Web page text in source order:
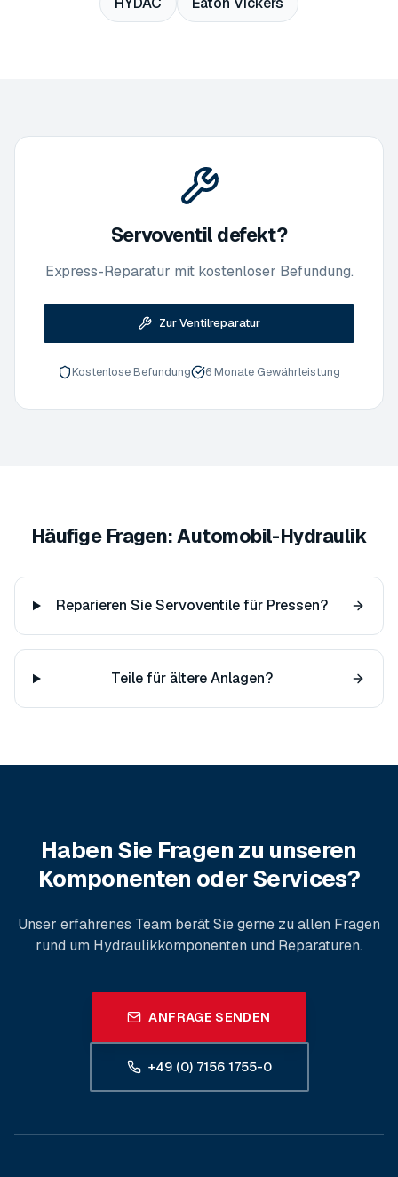
Servoventil defekt?
Express-Reparatur mit kostenloser Befundung.
Zur Ventilreparatur
Kostenlose Befundung 6 Monate Gewährleistung
Häufige Fragen: Automobil-Hydraulik
Reparieren Sie Servoventile für Pressen?
Teile für ältere Anlagen?
Haben Sie Fragen zu unseren
Komponenten oder Services?
Unser erfahrenes Team berät Sie gerne zu allen Fragen
rund um Hydraulikkomponenten und Reparaturen.
ANFRAGE SENDEN
+49 (0) 7156 1755-0